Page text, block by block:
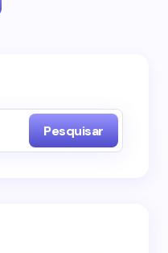
será publicado.
Pesquisar